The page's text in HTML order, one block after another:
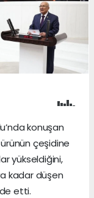
konuşan
çeşidine
yükseldiğini,
kadar düşen
etti.